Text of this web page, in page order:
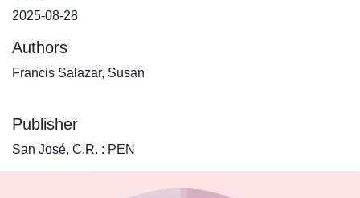
2025-08-28
Authors
Francis Salazar, Susan
Publisher
San José, C.R. : PEN